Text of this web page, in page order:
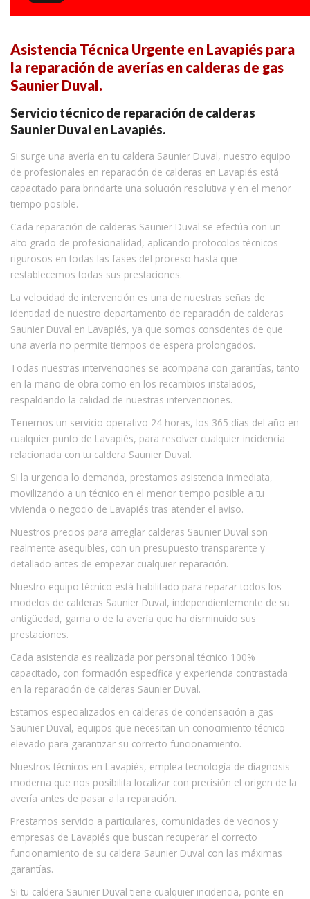
Asistencia Técnica Urgente en Lavapiés para
la reparación de averías en calderas de gas
Saunier Duval.
Servicio técnico de reparación de calderas
Saunier Duval en Lavapiés.
Si surge una avería en tu caldera Saunier Duval, nuestro equipo
de profesionales en reparación de calderas en Lavapiés está
capacitado para brindarte una solución resolutiva y en el menor
tiempo posible.
Cada reparación de calderas Saunier Duval se efectúa con un
alto grado de profesionalidad, aplicando protocolos técnicos
rigurosos en todas las fases del proceso hasta que
restablecemos todas sus prestaciones.
La velocidad de intervención es una de nuestras señas de
identidad de nuestro departamento de reparación de calderas
Saunier Duval en Lavapiés, ya que somos conscientes de que
una avería no permite tiempos de espera prolongados.
Todas nuestras intervenciones se acompaña con garantías, tanto
en la mano de obra como en los recambios instalados,
respaldando la calidad de nuestras intervenciones.
Tenemos un servicio operativo 24 horas, los 365 días del año en
cualquier punto de Lavapiés, para resolver cualquier incidencia
relacionada con tu caldera Saunier Duval.
Si la urgencia lo demanda, prestamos asistencia inmediata,
movilizando a un técnico en el menor tiempo posible a tu
vivienda o negocio de Lavapiés tras atender el aviso.
Nuestros precios para arreglar calderas Saunier Duval son
realmente asequibles, con un presupuesto transparente y
detallado antes de empezar cualquier reparación.
Nuestro equipo técnico está habilitado para reparar todos los
modelos de calderas Saunier Duval, independientemente de su
antigüedad, gama o de la avería que ha disminuido sus
prestaciones.
Cada asistencia es realizada por personal técnico 100%
capacitado, con formación específica y experiencia contrastada
en la reparación de calderas Saunier Duval.
Estamos especializados en calderas de condensación a gas
Saunier Duval, equipos que necesitan un conocimiento técnico
elevado para garantizar su correcto funcionamiento.
Nuestros técnicos en Lavapiés, emplea tecnología de diagnosis
moderna que nos posibilita localizar con precisión el origen de la
avería antes de pasar a la reparación.
Prestamos servicio a particulares, comunidades de vecinos y
empresas de Lavapiés que buscan recuperar el correcto
funcionamiento de su caldera Saunier Duval con las máximas
garantías.
Si tu caldera Saunier Duval tiene cualquier incidencia, ponte en